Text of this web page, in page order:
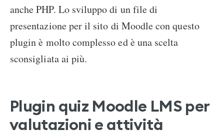
anche PHP. Lo sviluppo di un file di
presentazione per il sito di Moodle con questo
plugin è molto complesso ed è una scelta
sconsigliata ai più.
Plugin quiz Moodle LMS per
valutazioni e attività